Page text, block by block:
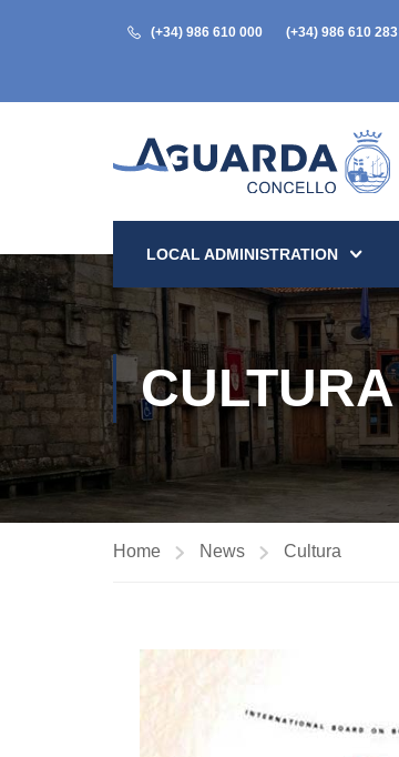
(+34) 986 610 000 (+34) 986 610 283
LOCAL ADMINISTRATION
CULTURA
Home News Cultura